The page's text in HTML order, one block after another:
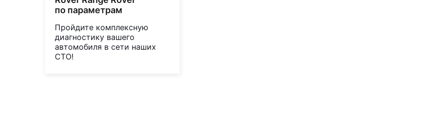
по параметрам
Пройдите комплексную
диагностику вашего
автомобиля в сети наших
СТО!